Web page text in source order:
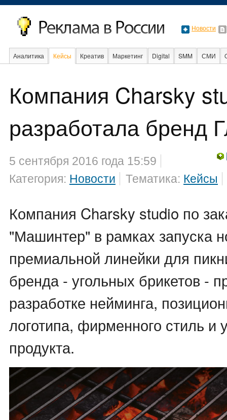
Новости
Аналитика Кейсы Креатив Маркетинг Digital SMM СМИ
Компания Charsky
разработала бренд
5 сентября 2016 года 15:59
Категория: Новости Тематика: Кейсы
Компания Charsky studio по
"Машинтер" в рамках запуска
премиальной линейки для
бренда - угольных брикетов -
разработке нейминга,
логотипа, фирменного стиль и
продукта.